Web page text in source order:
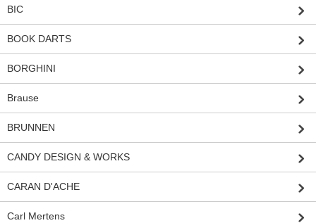
BIC
BOOK DARTS
BORGHINI
Brause
BRUNNEN
CANDY DESIGN & WORKS
CARAN D'ACHE
Carl Mertens